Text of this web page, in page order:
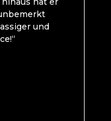
und